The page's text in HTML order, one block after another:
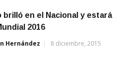
brilló en el Nacional y estará
2016
Hernández
8 diciembre, 2015